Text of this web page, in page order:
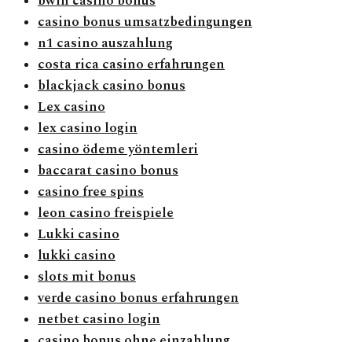
casino bonus umsatzbedingungen
n1 casino auszahlung
costa rica casino erfahrungen
blackjack casino bonus
Lex casino
lex casino login
casino ödeme yöntemleri
baccarat casino bonus
casino free spins
leon casino freispiele
Lukki casino
lukki casino
slots mit bonus
verde casino bonus erfahrungen
netbet casino login